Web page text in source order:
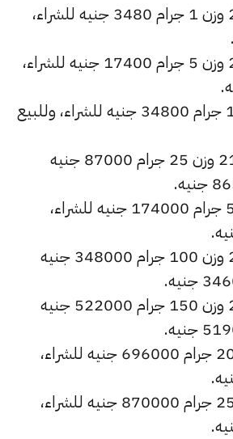
سعر الذهب عيار 21 وزن 1 جرام 3480 جنيه للشراء،
سعر الذهب عيار 21 وزن 5 جرام 17400 جنيه للشراء،
سعر عيار 21 وزن 10 جرام 34800 جنيه للشراء، وللبيع
أسعار الذهب عيار 21 وزن 25 جرام 87000 جنيه
سعر عيار 21 وزن 50 جرام 174000 جنيه للشراء،
سعر الذهب عيار 21 وزن 100 جرام 348000 جنيه
سعر الذهب عيار 21 وزن 150 جرام 522000 جنيه
سعر عيار 21 وزن 200 جرام 696000 جنيه للشراء،
سعر عيار 21 وزن 250 جرام 870000 جنيه للشراء،